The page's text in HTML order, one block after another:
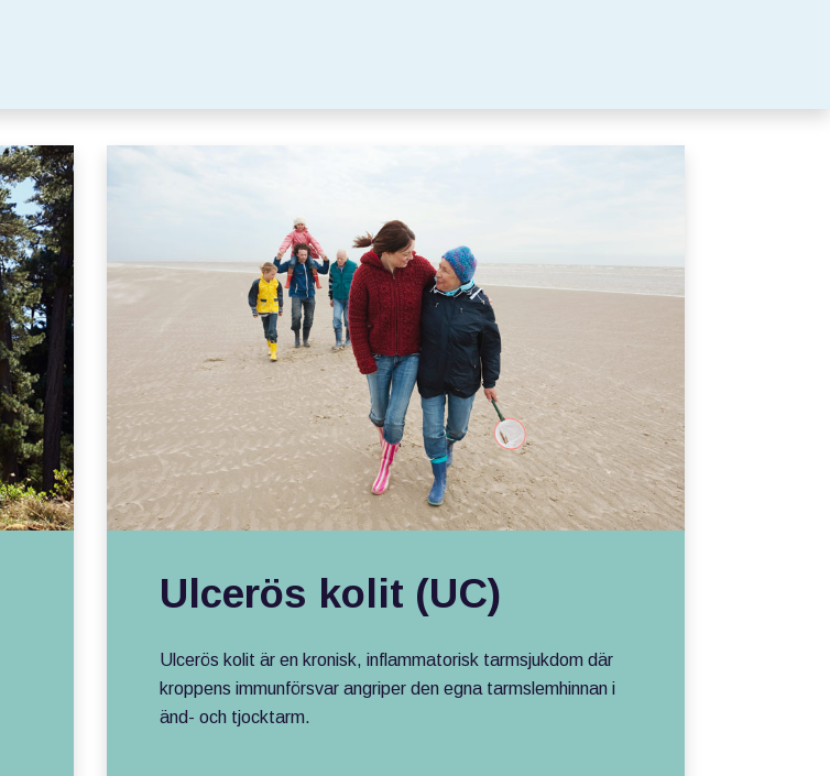
Ulcerös kolit (UC)
Ulcerös kolit är en kronisk, inflammatorisk tarmsjukdom där
kroppens immunförsvar angriper den egna tarmslemhinnan i
änd- och tjocktarm.